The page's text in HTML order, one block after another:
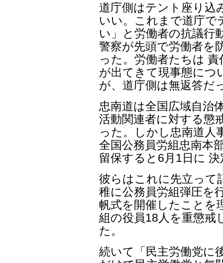
道庁側はテント座り込
いい。これまで道庁で
い」と労働者の抗議行
警察が先頭で労働者を
った。労働者たちは
が出てきて現事態につ
が、道庁側は無返答だ
忠南道は全国広域自治
活動関連者に対する懲
った。しかし忠南道人
全国公務員労組忠南本
留保すると6月1日に
彼らはこれに先立って
稚に公務員労組弾圧を
帆式を開催したことを
組の役員18人を重懲戒
た。
続いて「民主労働党に